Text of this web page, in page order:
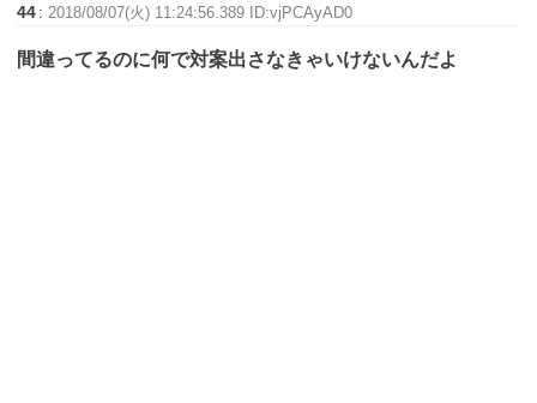
44 : 2018/08/07(火) 11:24:56.389 ID:vjPCAyAD0
間違ってるのに何で対案出さなきゃいけないんだよ